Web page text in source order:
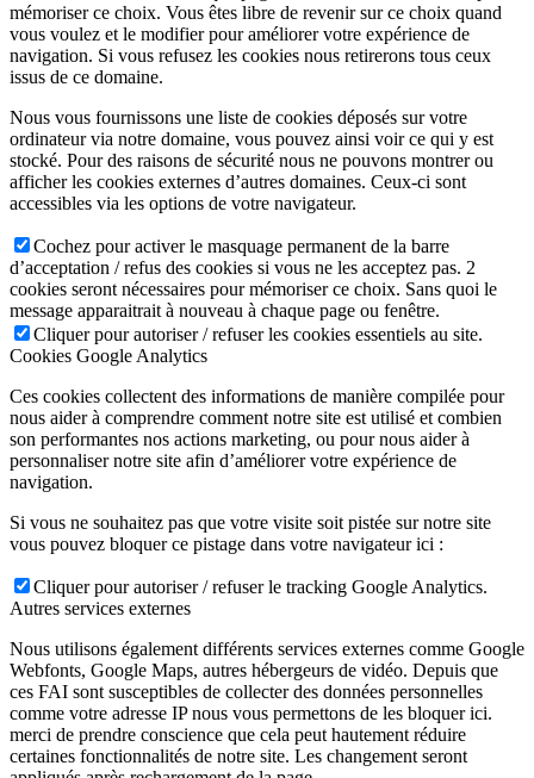
mémoriser ce choix. Vous êtes libre de revenir sur ce choix quand
vous voulez et le modifier pour améliorer votre expérience de
navigation. Si vous refusez les cookies nous retirerons tous ceux
issus de ce domaine.
Nous vous fournissons une liste de cookies déposés sur votre
ordinateur via notre domaine, vous pouvez ainsi voir ce qui y est
stocké. Pour des raisons de sécurité nous ne pouvons montrer ou
afficher les cookies externes d’autres domaines. Ceux-ci sont
accessibles via les options de votre navigateur.
Cochez pour activer le masquage permanent de la barre
d’acceptation / refus des cookies si vous ne les acceptez pas. 2
cookies seront nécessaires pour mémoriser ce choix. Sans quoi le
message apparaitrait à nouveau à chaque page ou fenêtre.
Cliquer pour autoriser / refuser les cookies essentiels au site.
Cookies Google Analytics
Ces cookies collectent des informations de manière compilée pour
nous aider à comprendre comment notre site est utilisé et combien
son performantes nos actions marketing, ou pour nous aider à
personnaliser notre site afin d’améliorer votre expérience de
navigation.
Si vous ne souhaitez pas que votre visite soit pistée sur notre site
vous pouvez bloquer ce pistage dans votre navigateur ici :
Cliquer pour autoriser / refuser le tracking Google Analytics.
Autres services externes
Nous utilisons également différents services externes comme Google
Webfonts, Google Maps, autres hébergeurs de vidéo. Depuis que
ces FAI sont susceptibles de collecter des données personnelles
comme votre adresse IP nous vous permettons de les bloquer ici.
merci de prendre conscience que cela peut hautement réduire
certaines fonctionnalités de notre site. Les changement seront